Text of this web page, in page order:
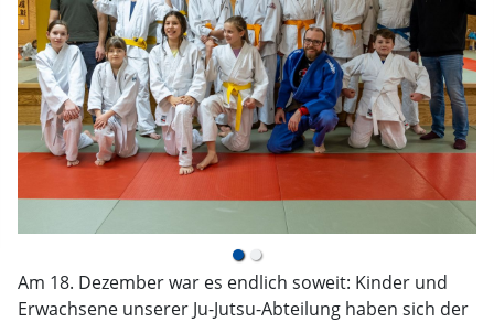
Am 18. Dezember war es endlich soweit: Kinder und
Erwachsene unserer Ju-Jutsu-Abteilung haben sich der